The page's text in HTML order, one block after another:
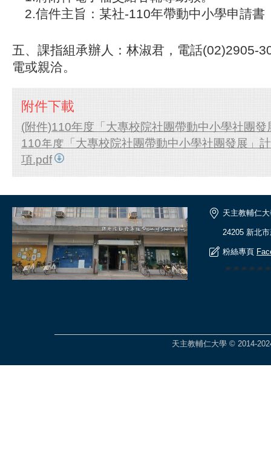
2.信件主旨：某社-110年帶動中小學申請書
五、 課指組承辦人：林淑君，電話(02)2905-
電或親洽。
附件下載
(附件)110年度「大專校院社團帶動中小學社團發
110年度「大專校院社團帶動中小學社團發展」
項.pdf
天主教輔仁
24205 新北
粉絲專頁
天主教輔仁大學 © 2014-